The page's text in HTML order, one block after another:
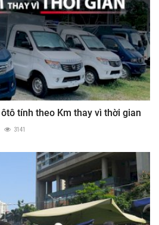
tính theo Km thay vì thời gian
3141